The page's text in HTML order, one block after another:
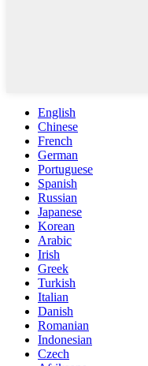
English
Chinese
French
German
Portuguese
Spanish
Russian
Japanese
Korean
Arabic
Irish
Greek
Turkish
Italian
Danish
Romanian
Indonesian
Czech